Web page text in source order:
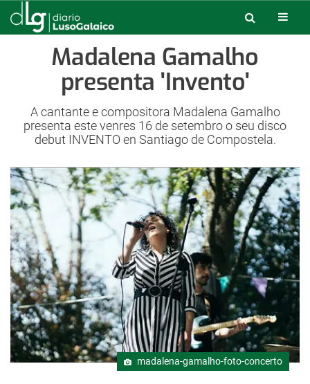
Madalena Gamalho
presenta 'Invento'
A cantante e compositora Madalena Gamalho
presenta este venres 16 de setembro o seu disco
debut INVENTO en Santiago de Compostela.
madalena-gamalho-foto-concerto